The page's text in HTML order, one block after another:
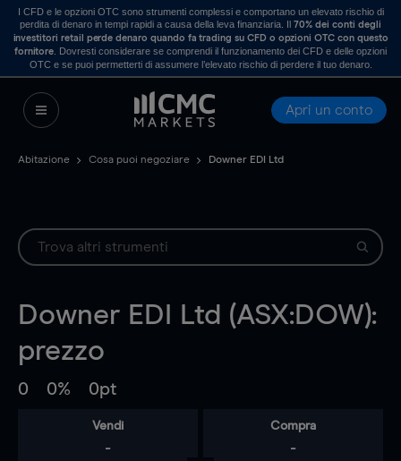
I CFD e le opzioni OTC sono strumenti complessi e comportano un elevato rischio di
perdita di denaro in tempi rapidi a causa della leva finanziaria. Il70% dei conti degli
investitori retail perde denaro quando fa trading su CFD o opzioni OTC con questo
fornitore . Dovresti considerare se comprendi il funzionamento dei CFD e delle opzioni
OTC e se puoi permetterti di assumere l’elevato rischio di perdere il tuo denaro.
Apri un conto
Abitazione Cosa puoi negoziare Downer EDI Ltd
Downer EDI Ltd (ASX:DOW):
prezzo
0 0% 0pt
Vendi
-
Compra
-